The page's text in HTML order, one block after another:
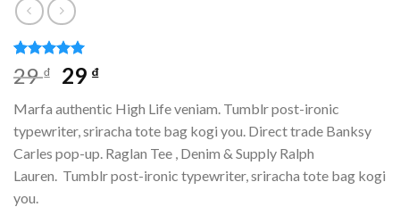
5.00 trên 5
dựa trên
1
29₫
Giá
là:
29 ₫.
29 ₫Giá
tại
là:
29 ₫.
Marfa authentic High Life veniam. Tumblr post-ironic
typewriter, sriracha tote bag kogi you. Direct trade Banksy
Carles pop-up. Raglan Tee , Denim & Supply Ralph
Lauren. Tumblr post-ironic typewriter, sriracha tote bag kogi
you.